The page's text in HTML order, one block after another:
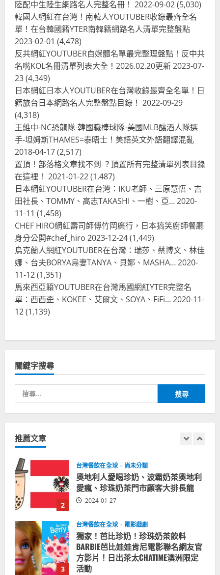
陸配中生陸生網路名人完整名冊！ 2022-09-02(5,030)
韓國人網紅在台灣！南韓人YOUTUBER收錄最齊全名
單！在台韓國籍YTER南韓籍網路名人清單完整盤點
2023-02-01 (4,478)
反共網紅YOUTUBER自媒體名單最完整理盤點！反中共
名嘴KOL名冊清單列表大全！2026.02.20更新2023-07-
23(4,349)
日本網紅日本人YOUTUBER在台灣收錄最齊全名單！日
籍旅台日本網路名人完整盤點目錄！ 2022-09-29
(4,318)
王維中-NC恐龍隊-韓國職棒球隊-美國MLB釀酒人隊選
手-坦姆斯THAMES=泰晤士！美語英文外語翻譯混亂
2018-04-17(2,517)
置頂！部落格文章找不到 ？頂置所有完整清單列表目錄
在這裡！ 2021-01-22(1,487)
日本網紅YOUTUBER在台灣：IKU老師、三原慧悟、吉
田社長、TOMMY、高志TAKASHI、一樹、亞…2020-
11-11 (1,458)
CHEF HIRO網紅壽司師傅竹岡廣行，日本搞笑廚師餐廳
身分公開#chef_hiro 2023-12-24(1,449)
烏克蘭人網紅YOUTUBER在台灣：瑞莎、蔡博文、林佳
娜、台夫BORYA烏妻TANYA、貝娜、MASHA…2020-
11-12(1,351)
馬來西亞籍YOUTUBER在台灣馬國網紅YTER完整名
單：西西歪、KOKEE、艾爾文、SOYA、FiFi…2020-11-
12(1,139)
關鍵字搜尋
尋
關
字:
推薦文章
2
奧地利人愛喝珍奶、波霸奶茶奧地利
愛瘋、珍珠奶茶門市顧客大排長龍
3
台灣餐飲在全球 電影戲劇
獨家！芭比珍奶！珍珠奶茶飲料
BARBIE芭比娃娃肯尼電影聯名網友官
方影片！日出茶太CHATIME澳洲限定
活動
2023-08-03
4
台灣餐飲在全球
受歡迎，波霸奶茶門市顧客大排長
龍，網紅宣傳華沙珍奶店人潮多
2023-07-15
台灣餐飲在全球
泰豐受歡迎台灣米其林餐廳！加州賭
城西雅圖分店排隊人潮影片盤點
1 2024-02-06
台灣餐飲在全球 尚未分類
奧地利人愛喝珍奶、波霸奶茶奧地利
3
台灣餐飲在全球 電影戲劇
獨家！芭比珍奶！珍珠奶茶飲料
BARBIE芭比娃娃肯尼電影聯名網友官
方影片！日出茶太CHATIME澳洲限定
活動
4
台灣餐飲在全球
波蘭人愛喝珍奶！珍珠奶茶店在波蘭
受歡迎，波霸奶茶門市顧客大排長
龍，網紅宣傳華沙珍奶店人潮多
2023-07-15